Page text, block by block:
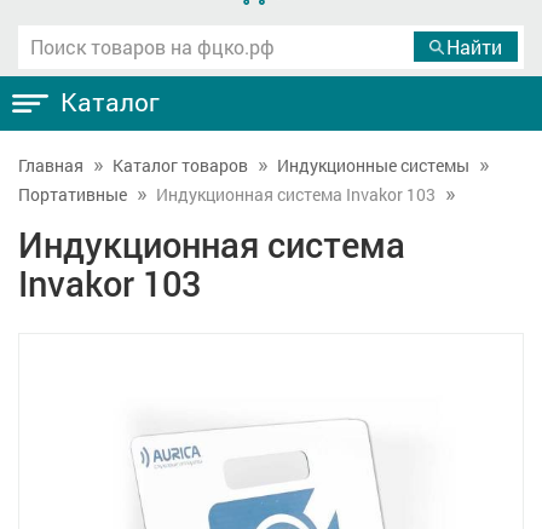
Каталог
Главная Каталог товаров
Индукционные системы
Портативные
Индукционная система Invakor 103
Индукционная система
Invakor 103